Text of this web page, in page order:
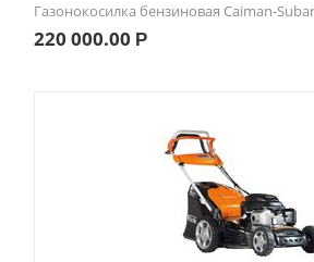
Газонокосилка бензиновая Caiman-
220 000.00 Р